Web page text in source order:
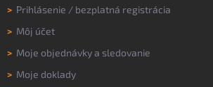
> Prihlásenie / bezplatná registrácia
> Môj účet
> Moje objednávky a sledovanie
> Moje doklady